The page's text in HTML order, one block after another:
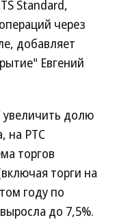
Standard,
через
добавляет
Евгений
долю
на РТС
торгов
торги на
году по
до 7,5%.